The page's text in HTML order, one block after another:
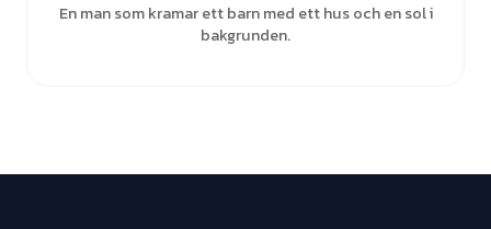
En man som kramar ett barn med ett hus och en sol i
bakgrunden.